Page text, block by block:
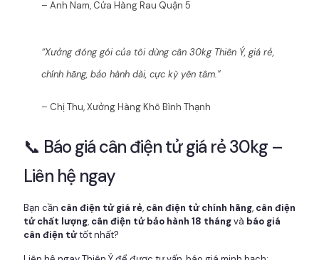
– Anh Nam, Cửa Hàng Rau Quận 5
“Xưởng đóng gói của tôi dùng cân 30kg Thiên Ý, giá rẻ,
chính hãng, bảo hành dài, cực kỳ yên tâm.”
– Chị Thu, Xưởng Hàng Khô Bình Thạnh
📞 Báo giá cân điện tử giá rẻ 30kg –
Liên hệ ngay
Bạn cần cân điện tử giá rẻ, cân điện tử chính hãng, cân điện
tử chất lượng, cân điện tử bảo hành 18 thángvà báo giá
cân điện tửtốt nhất?